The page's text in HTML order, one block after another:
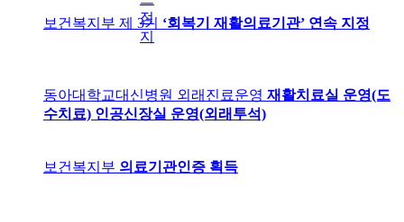
보건복지부 제 3기 ‘회복기 재활의료기관’ 연속 지정
동아대학교대신병원 외래진료운영 재활치료실 운영(도
수치료) 인공신장실 운영(외래투석)
보건복지부 의료기관인증 획득
정
지